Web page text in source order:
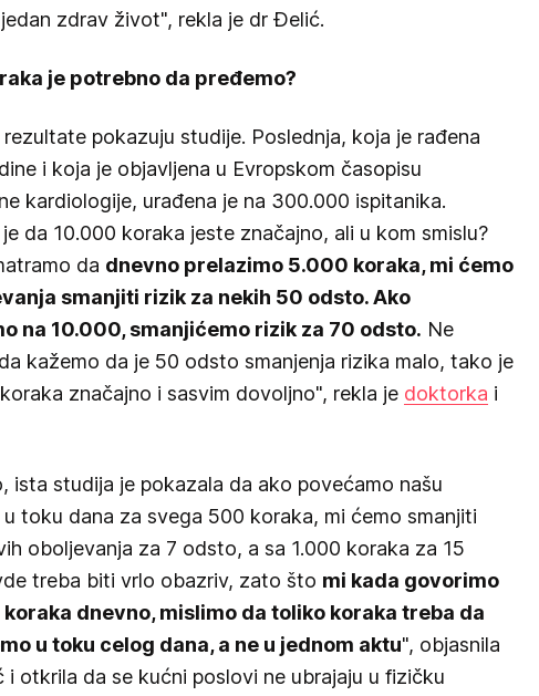
zdrav život", rekla je dr Đelić.
je potrebno da pređemo?
pokazuju studije. Poslednja, koja je rađena
i koja je objavljena u Evropskom časopisu
kardiologije, urađena je na 300.000 ispitanika.
da 10.000 koraka jeste značajno, ali u kom smislu?
da dnevno prelazimo 5.000 koraka, mi ćemo
smanjiti rizik za nekih 50 odsto. Ako
na 10.000, smanjićemo rizik za 70 odsto. Ne
kažemo da je 50 odsto smanjenja rizika malo, tako je
značajno i sasvim dovoljno", rekla je doktorka i
ista studija je pokazala da ako povećamo našu
toku dana za svega 500 koraka, mi ćemo smanjiti
oboljevanja za 7 odsto, a sa 1.000 koraka za 15
treba biti vrlo obazriv, zato što mi kada govorimo
dnevno, mislimo da toliko koraka treba da
u toku celog dana, a ne u jednom aktu", objasnila
i otkrila da se kućni poslovi ne ubrajaju u fizičku